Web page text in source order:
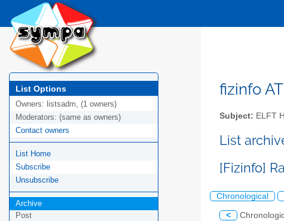
List Options
Owners: listsadm, (1 owners)
Moderators: (same as owners)
Contact owners
List Home
Subscribe
Unsubscribe
Archive
Post
fizinfo
Subject: ELFT
List
[Fizinfo]
Chronological
<